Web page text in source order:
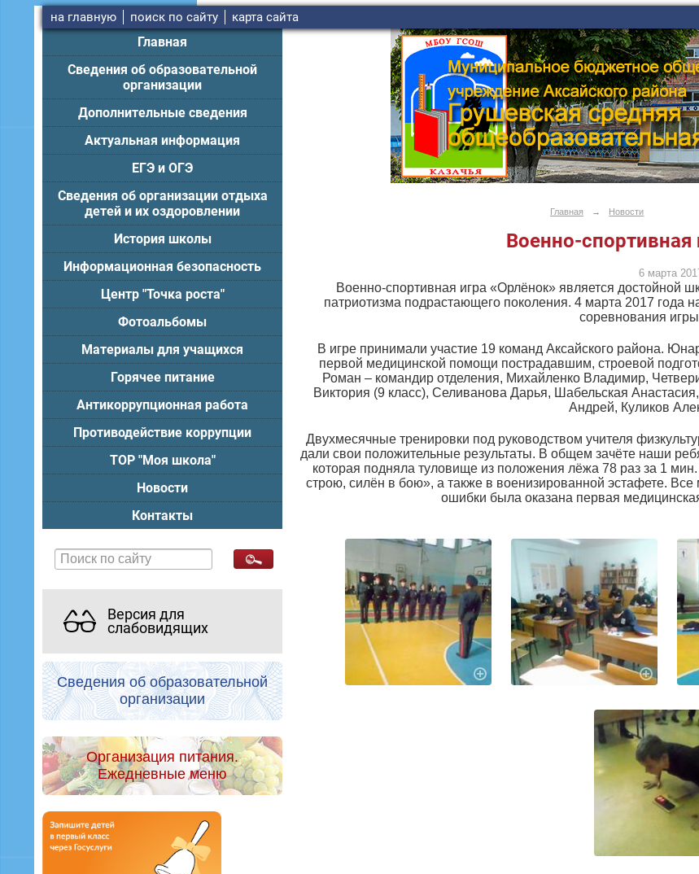
на главную поиск по сайту карта сайта
Главная
Сведения об образовательной
организации
Дополнительные сведения
Актуальная информация
ЕГЭ и ОГЭ
Сведения об организации отдыха
детей и их оздоровлении
История школы
Информационная безопасность
Центр "Точка роста"
Фотоальбомы
Материалы для учащихся
Горячее питание
Антикоррупционная работа
Противодействие коррупции
ТОР "Моя школа"
Новости
Контакты
Версия для
слабовидящих
Сведения об образовательной
организации
Организация питания.
Ежедневные меню
Главная → Новости
Военно-спортивная
6 марта
Военно-спортивная игра «Орлёнок» является достойной
патриотизма подрастающего поколения. 4 марта 2017
соревнования
В игре принимали участие 19 команд Аксайского района.
первой медицинской помощи пострадавшим, строевой
Роман – командир отделения, Михайленко Владимир,
Виктория (9 класс), Селиванова Дарья, Шабельская
Андрей, Куликов
Двухмесячные тренировки под руководством учителя
дали свои положительные результаты. В общем зачёте наши
которая подняла туловище из положения лёжа 78 раз за 1
строю, силён в бою», а также в военизированной эстафете.
ошибки была оказана первая